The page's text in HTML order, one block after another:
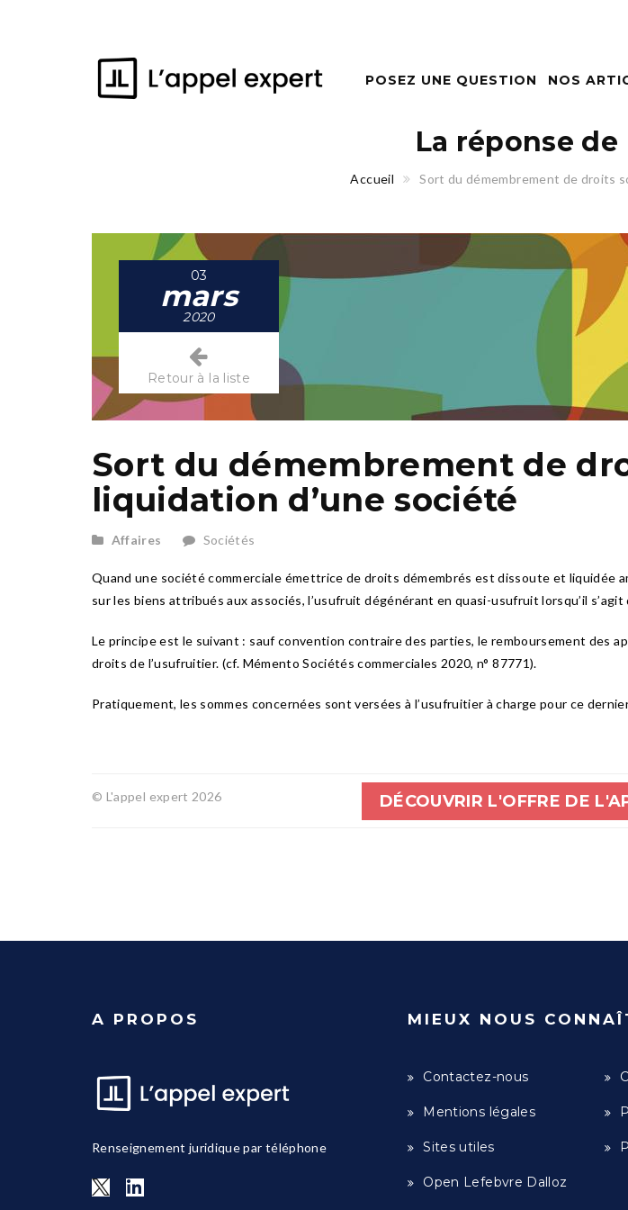
POSEZ UNE QUESTION NOS
La réponse
Accueil Sort du démembrement de droits
03
mars
2020
Retour à la liste
Sort du démembrement de
liquidation d’une société
Affaires Sociétés
Quand une société commerciale émettrice de droits démembrés est dissoute et liquidée
sur les biens attribués aux associés, l’usufruit dégénérant en quasi-usufruit lorsqu’il s’agit
Le principe est le suivant : sauf convention contraire des parties, le remboursement des
droits de l’usufruitier. (cf. Mémento Sociétés commerciales 2020, n° 87771).
Pratiquement, les sommes concernées sont versées à l’usufruitier à charge pour ce
© L'appel expert 2026 DÉCOUVRIR L'OFFRE DE
A PROPOS
Renseignement juridique par téléphone
MIEUX NOUS
Contactez-nous
Mentions légales
Sites utiles
Open Lefebvre Dalloz